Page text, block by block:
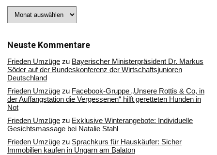
Sie
Archiv
Neuste Kommentare
Frieden Umzüge zu Bayerischer Ministerpräsident Dr. Markus
Söder auf der Bundeskonferenz der Wirtschaftsjunioren
Deutschland
Frieden Umzüge zu Facebook-Gruppe „Unsere Rottis & Co, in
der Auffangstation die Vergessenen“ hilft geretteten Hunden in
Not
Frieden Umzüge zu Exklusive Winterangebote: Individuelle
Gesichtsmassage bei Natalie Stahl
Frieden Umzüge zu Sprachkurs für Hauskäufer: Sicher
Immobilien kaufen in Ungarn am Balaton